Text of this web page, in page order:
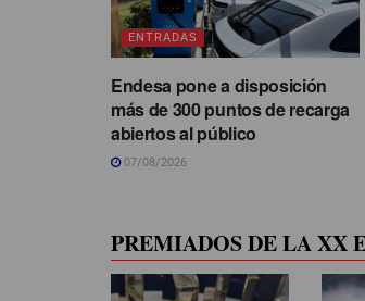
ENTRADAS
Endesa pone a disposición
más de 300 puntos de recarga
abiertos al público
07/08/2026
PREMIADOS DE LA XX